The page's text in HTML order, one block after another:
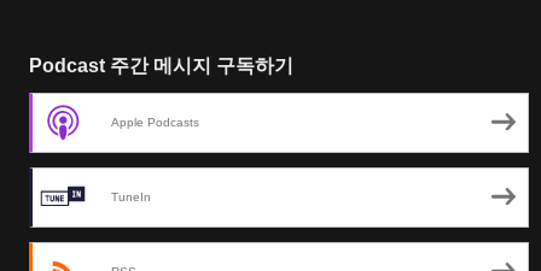
Podcast 주간 메시지 구독하기
Apple Podcasts
TuneIn